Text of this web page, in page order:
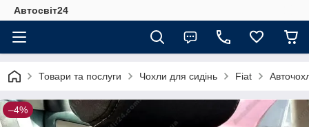
Автосвіт24
Товари та послуги Чохли для сидінь Fiat
–4%